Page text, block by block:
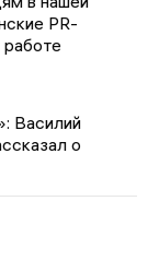
PR-
Василий
о